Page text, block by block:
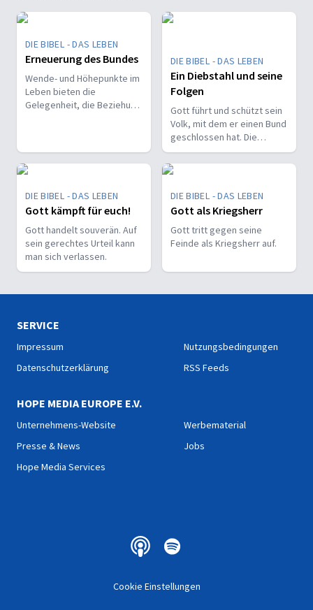
DIE BIBEL - DAS LEBEN
Erneuerung des Bundes
Wende- und Höhepunkte im
Leben bieten die
Gelegenheit, die Beziehung
DIE BIBEL - DAS LEBEN
Ein Diebstahl und seine
Folgen
Gott führt und schützt sein
Volk, mit dem er einen Bund
geschlossen hat. Die
Missachtung des
Bundesabkommens jedoch
gefährdet ihre Sicherheit.
DIE BIBEL - DAS LEBEN
Gott kämpft für euch!
Gott handelt souverän. Auf
sein gerechtes Urteil kann
man sich verlassen.
DIE BIBEL - DAS LEBEN
Gott als Kriegsherr
Gott tritt gegen seine
Feinde als Kriegsherr auf.
SERVICE
Impressum
Datenschutzerklärung
Nutzungsbedingungen
RSS Feeds
HOPE MEDIA EUROPE E.V.
Unternehmens-Website
Presse & News
Hope Media Services
Werbematerial
Jobs
Cookie Einstellungen